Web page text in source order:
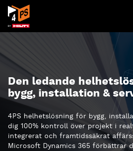
Den ledande
bygg, installation &
4PS helhetslösning för bygg,
dig 100% kontroll över projekt i
integrerat och framtidssäkrat
Microsoft Dynamics 365 förbättrar